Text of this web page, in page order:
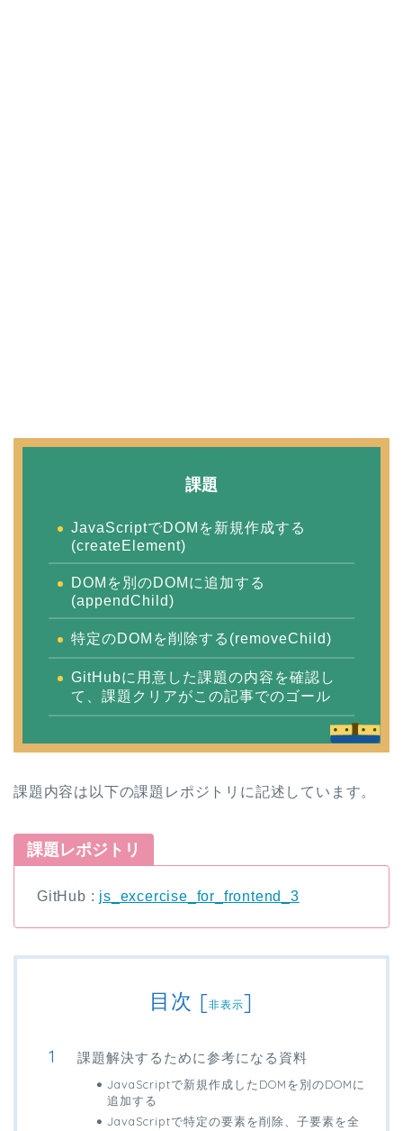
課題
JavaScriptでDOMを新規作成する
(createElement)
DOMを別のDOMに追加する
(appendChild)
特定のDOMを削除する(removeChild)
GitHubに用意した課題の内容を確認し
て、課題クリアがこの記事でのゴール
課題内容は以下の課題レポジトリに記述しています。
課題レポジトリ
GitHub : js_excercise_for_frontend_3
目次 [非表示]
課題解決するために参考になる資料
JavaScriptで新規作成したDOMを別のDOMに
追加する
JavaScriptで特定の要素を削除、子要素を全